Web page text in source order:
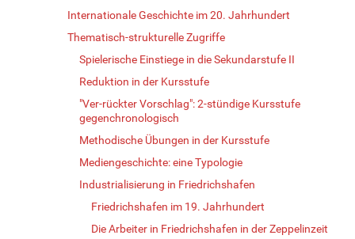
Internationale Geschichte im 20. Jahrhundert
Thematisch-strukturelle Zugriffe
Spielerische Einstiege in die Sekundarstufe II
Reduktion in der Kursstufe
"Ver-rückter Vorschlag": 2-stündige Kursstufe
gegenchronologisch
Methodische Übungen in der Kursstufe
Mediengeschichte: eine Typologie
Industrialisierung in Friedrichshafen
Friedrichshafen im 19. Jahrhundert
Die Arbeiter in Friedrichshafen in der Zeppelinzeit